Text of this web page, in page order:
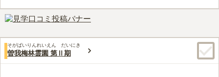
設があり、会食とお参りを一か所で済ませたい方には便利です。
口コミ評価
60代男性
近接に茅ヶ崎里山公園があり、静かな・緑多い環境です。霊園内
に切り花のセットも、線香の用意がしてあるので、手ぶら行っても墓参り
ができます。法事時は、近接している善谷寺の施設が使えたり、お経も住
職が無宗派の経をあげてくれますし、仕出し業者も多数あるので、現地で
そがばいりんれいえん だいにき
曽我梅林霊園 第Ⅱ期